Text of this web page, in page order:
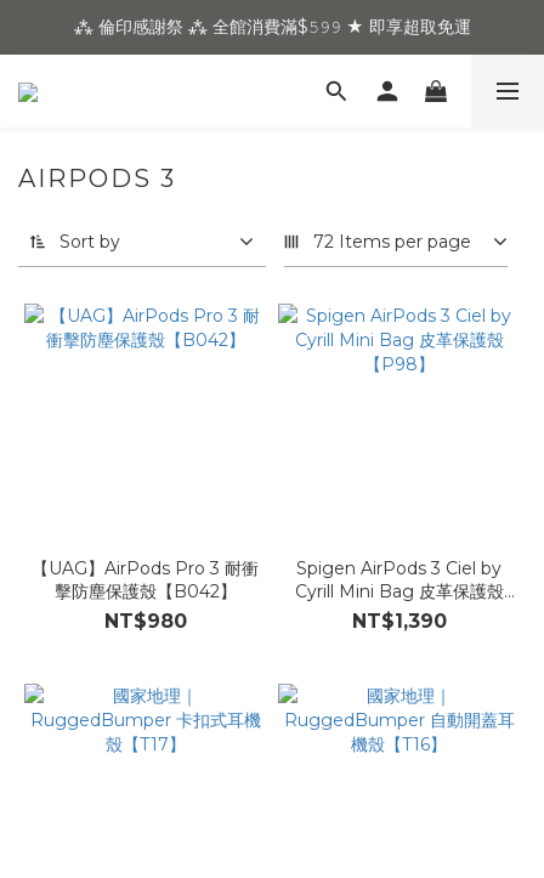
⁂ 倫印感謝祭 ⁂ 全館消費滿$𝟻𝟿𝟿 ★ 即享超取免運
AIRPODS 3
Sort by 72 Items per page
【UAG】AirPods Pro 3 耐衝
擊防塵保護殼【B042】
NT$980
Spigen AirPods 3 Ciel by
Cyrill Mini Bag 皮革保護殼
【P98】
NT$1,390